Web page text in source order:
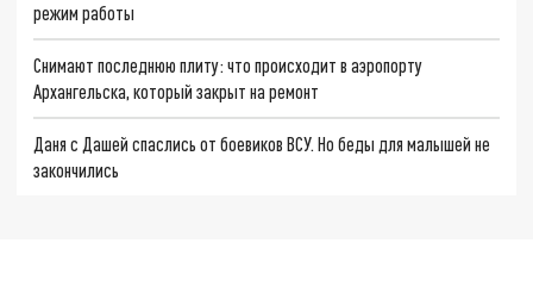
режим работы
Снимают последнюю плиту: что происходит в аэропорту
Архангельска, который закрыт на ремонт
Даня с Дашей спаслись от боевиков ВСУ. Но беды для малышей не
закончились